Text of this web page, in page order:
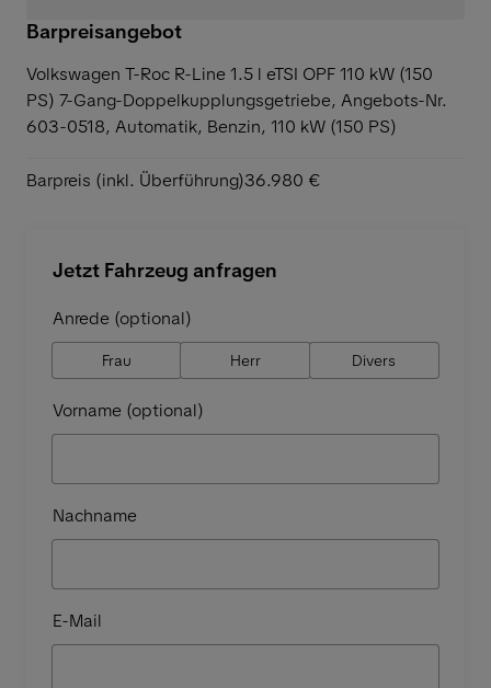
Barpreisangebot
Volkswagen T-Roc R-Line 1.5 l eTSI OPF 110 kW (150
PS) 7-Gang-Doppelkupplungsgetriebe, Angebots-Nr.
603-0518, Automatik, Benzin, 110 kW (150 PS)
Barpreis (inkl. Überführung)36.980 €
Jetzt Fahrzeug anfragen
Anrede (optional)
Frau Herr Divers
Vorname (optional)
Nachname
E-Mail